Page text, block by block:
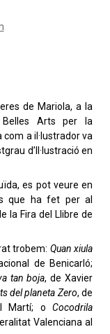
de Mariola, a la
Belles Arts per la
a il·lustrador va
d’Il·lustració en
es pot veure en
que ha fet per al
la Fira del Llibre de
trobem: Quan xiula
de Benicarló;
tan boja, de Xavier
del planeta Zero, de
Martí; oCocodrila
Valenciana al